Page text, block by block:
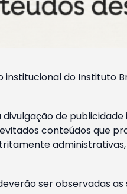
do Instituto
de
conteúdos que
ser observadas